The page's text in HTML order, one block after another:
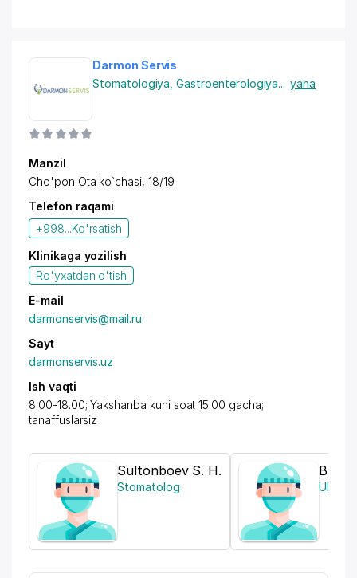
Darmon Servis
Stomatologiya ,Gastroenterologiya... yana
Manzil
Cho'pon Ota ko`chasi, 18/19
Telefon raqami
+998...Ko'rsatish
Klinikaga yozilish
Ro'yxatdan o'tish
E-mail
darmonservis@mail.ru
Sayt
darmonservis.uz
Ish vaqti
8.00-18.00; Yakshanba kuni soat 15.00 gacha;
tanaffuslarsiz
Sultonboev S. H.
Stomatolog